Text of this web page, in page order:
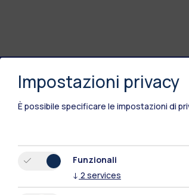
Polimi
Tutti i siti dell’ecosistema
Impostazioni privacy
È possibile specificare le impostazioni di
Funzionali
↓ 2 services